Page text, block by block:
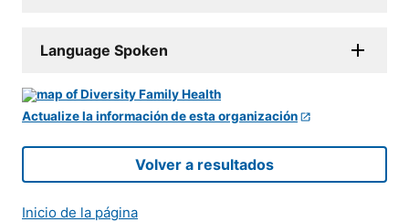
Language Spoken
Actualize la información de esta organización
Volver a resultados
Inicio de la página